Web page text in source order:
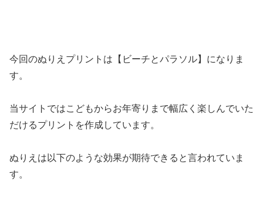
今回のぬりえプリントは【ビーチとパラソル】になりま
す。
当サイトではこどもからお年寄りまで幅広く楽しんでいた
だけるプリントを作成しています。
ぬりえは以下のような効果が期待できると言われていま
す。